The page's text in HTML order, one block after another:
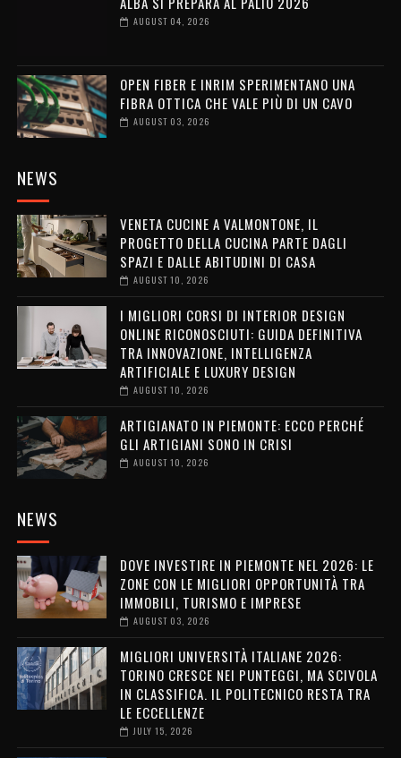
AUGUST 04, 2026
OPEN FIBER E INRIM SPERIMENTANO UNA
FIBRA OTTICA CHE VALE PIÙ DI UN CAVO
AUGUST 03, 2026
NEWS
VENETA CUCINE A VALMONTONE, IL
PROGETTO DELLA CUCINA PARTE DAGLI
SPAZI E DALLE ABITUDINI DI CASA
AUGUST 10, 2026
I MIGLIORI CORSI DI INTERIOR DESIGN
ONLINE RICONOSCIUTI: GUIDA DEFINITIVA
TRA INNOVAZIONE, INTELLIGENZA
ARTIFICIALE E LUXURY DESIGN
AUGUST 10, 2026
ARTIGIANATO IN PIEMONTE: ECCO PERCHÉ
GLI ARTIGIANI SONO IN CRISI
AUGUST 10, 2026
NEWS
DOVE INVESTIRE IN PIEMONTE NEL 2026: LE
ZONE CON LE MIGLIORI OPPORTUNITÀ TRA
IMMOBILI, TURISMO E IMPRESE
AUGUST 03, 2026
MIGLIORI UNIVERSITÀ ITALIANE 2026:
TORINO CRESCE NEI PUNTEGGI, MA SCIVOLA
IN CLASSIFICA. IL POLITECNICO RESTA TRA
LE ECCELLENZE
JULY 15, 2026